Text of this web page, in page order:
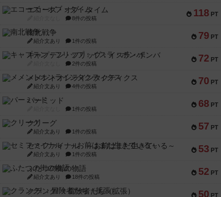
118 PT
エコーズ・オブ・タイム
8件の投稿
79 PT
南北戦争
紹介文あり 1件の投稿
72 PT
キャプテン・フリップ：イスラ・ボンバ
2件の投稿
70 PT
メメントオンラインタクティクス
紹介文あり 4件の投稿
68 PT
パーミッド
1件の投稿
57 PT
クリーグ
紹介文あり 1件の投稿
53 PT
セミファイナル ～お前はまだ生きている～
紹介文あり 1件の投稿
52 PT
ふたつの街の物語
紹介文あり 18件の投稿
50 PT
クランク! ：冒険者たち（拡張）